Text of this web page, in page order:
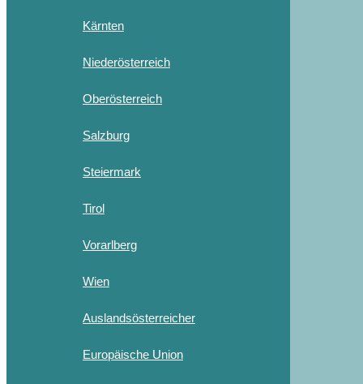
Kärnten
Niederösterreich
Oberösterreich
Salzburg
Steiermark
Tirol
Vorarlberg
Wien
Auslandsösterreicher
Europäische Union